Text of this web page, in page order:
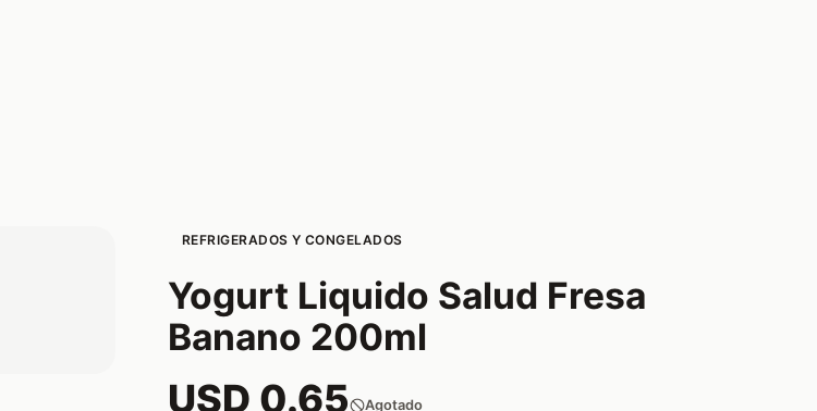
REFRIGERADOS Y CONGELADOS
Yogurt Liquido Salud Fresa
Banano 200ml
USD 0.65 Agotado